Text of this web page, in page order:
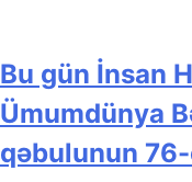
Bu gün İnsan
Ümumdünya
qəbulunun